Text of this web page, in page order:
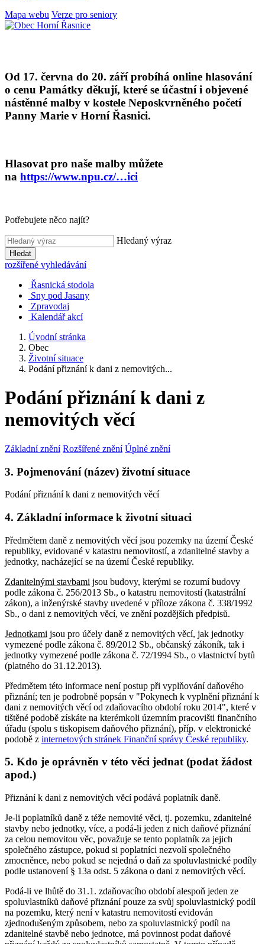
Mapa webu Verze pro seniory
Od 17. června do 20. září probíhá online hlasování
o cenu Památky děkují, které se účastní i objevené
nástěnné malby v kostele Neposkvrněného početí
Panny Marie v Horní Řasnici.
Hlasovat pro naše malby můžete
na https://www.npu.cz/…ici
Potřebujete něco najít?
Hledaný výraz
Hledat
rozšířené vyhledávání
Řasnická stodola
Sny pod Jasany
Zpravodaj
Kalendář akcí
Úvodní stránka
Obec
Životní situace
Podání přiznání k dani z nemovitých...
Podání přiznání k dani z
nemovitých věcí
Základní znění Rozšířené znění Úplné znění
3. Pojmenování (název) životní situace
Podání přiznání k dani z nemovitých věcí
4. Základní informace k životní situaci
Předmětem daně z nemovitých věcí jsou pozemky na území České
republiky, evidované v katastru nemovitostí, a zdanitelné stavby a
jednotky, nacházející se na území České republiky.
Zdanitelnými stavbami jsou budovy, kterými se rozumí budovy
podle zákona č. 256/2013 Sb., o katastru nemovitostí (katastrální
zákon), a inženýrské stavby uvedené v příloze zákona č. 338/1992
Sb., o dani z nemovitých věcí, ve znění pozdějších předpisů.
Jednotkami jsou pro účely daně z nemovitých věcí, jak jednotky
vymezené podle zákona č. 89/2012 Sb., občanský zákoník, tak i
jednotky vymezené podle zákona č. 72/1994 Sb., o vlastnictví bytů
(platného do 31.12.2013).
Předmětem této informace není postup při vyplňování daňového
přiznání; ten je podrobně popsán v "Pokynech k vyplnění přiznání k
dani z nemovitých věcí od zdaňovacího období roku 2014", které v
tištěné podobě získáte na kterémkoli územním pracovišti finančního
úřadu (spolu s tiskopisem daňového přiznání), příp. v elektronické
podobě z internetových stránek Finanční správy České republiky.
5. Kdo je oprávněn v této věci jednat (podat žádost
apod.)
Přiznání k dani z nemovitých věcí podává poplatník daně.
Je-li poplatníků daně z téže nemovité věci, tj. pozemku, zdanitelné
stavby nebo jednotky, více, a podá-li jeden z nich daňové přiznání
za celou nemovitou věc, považuje se tento poplatník za jejich
společného zástupce, pokud si poplatníci nezvolí společného
zmocněnce, nebo pokud se nejedná o daň za spoluvlastnické podíly
podle ustanovení § 13a odst. 5 zákona o dani z nemovitých věcí.
Podá-li ve lhůtě do 31.1. zdaňovacího období alespoň jeden ze
spoluvlastníků daňové přiznání pouze za svůj spoluvlastnický podíl
na pozemku, který není v katastru nemovitostí evidován
zjednodušeným způsobem, nebo za spoluvlastnický podíl na
zdanitelné stavbě nebo jednotce, má povinnost podat daňové